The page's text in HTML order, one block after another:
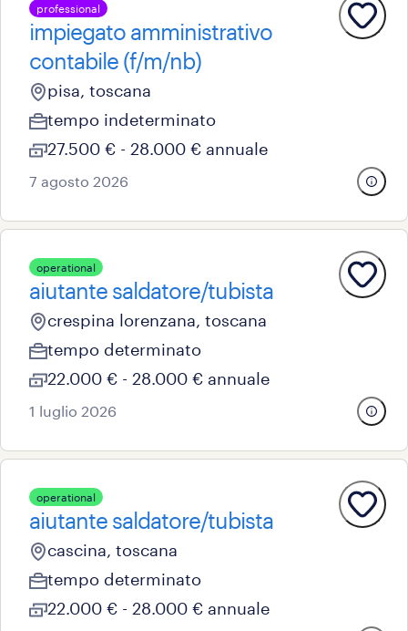
professional
impiegato amministrativo
contabile (f/m/nb)
pisa, toscana
tempo indeterminato
27.500 € - 28.000 € annuale
7 agosto 2026
operational
aiutante saldatore/tubista
crespina lorenzana, toscana
tempo determinato
22.000 € - 28.000 € annuale
1 luglio 2026
operational
aiutante saldatore/tubista
cascina, toscana
tempo determinato
22.000 € - 28.000 € annuale